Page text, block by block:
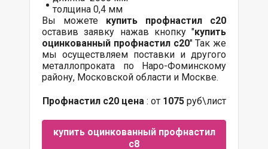
толщина 0,4 мм
Вы можете купить профнастил с20
оставив заявку нажав кнопку "купить
оцинкованный профнастил с20" Так же
мы осуществляем поставки и другого
металлопроката по Наро-Фоминскому
району, Московской области и Москве.
Профнастил с20 цена : от1075 руб\лист
купить оцинкованный профнастил
с8